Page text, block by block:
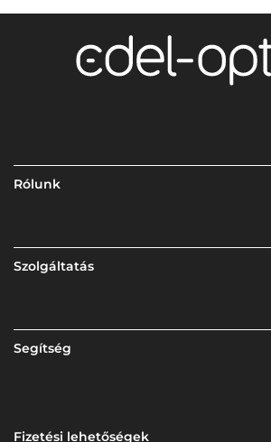
Rólunk
Szolgáltatás
Segítség
Fizetési lehetőségek